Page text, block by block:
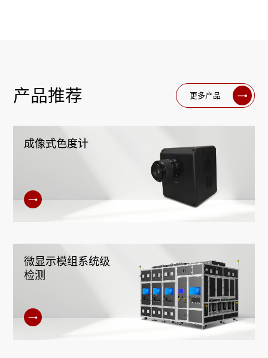
产品推荐 更多产品
成像式色度计
微显示模组系统级
检测